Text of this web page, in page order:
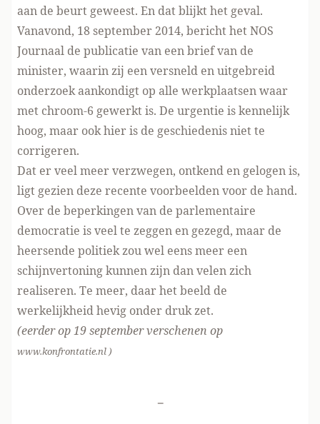
aan de beurt geweest. En dat blijkt het geval.
Vanavond, 18 september 2014, bericht het NOS
Journaal de publicatie van een brief van de
minister, waarin zij een versneld en uitgebreid
onderzoek aankondigt op alle werkplaatsen waar
met chroom-6 gewerkt is. De urgentie is kennelijk
hoog, maar ook hier is de geschiedenis niet te
corrigeren.
Dat er veel meer verzwegen, ontkend en gelogen is,
ligt gezien deze recente voorbeelden voor de hand.
Over de beperkingen van de parlementaire
democratie is veel te zeggen en gezegd, maar de
heersende politiek zou wel eens meer een
schijnvertoning kunnen zijn dan velen zich
realiseren. Te meer, daar het beeld de
werkelijkheid hevig onder druk zet.
(eerder op 19 september verschenen op
www.konfrontatie.nl )
-